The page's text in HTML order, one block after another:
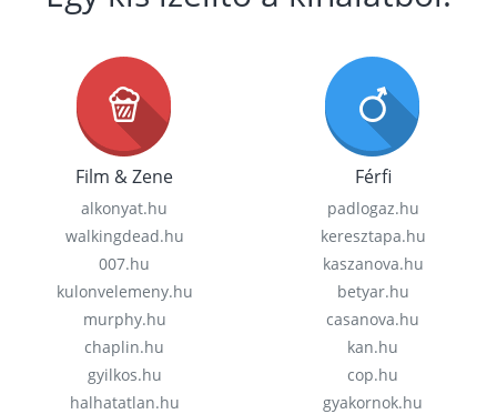
Film & Zene
alkonyat.hu
walkingdead.hu
007.hu
kulonvelemeny.hu
murphy.hu
chaplin.hu
gyilkos.hu
halhatatlan.hu
Férfi
padlogaz.hu
keresztapa.hu
kaszanova.hu
betyar.hu
casanova.hu
kan.hu
cop.hu
gyakornok.hu